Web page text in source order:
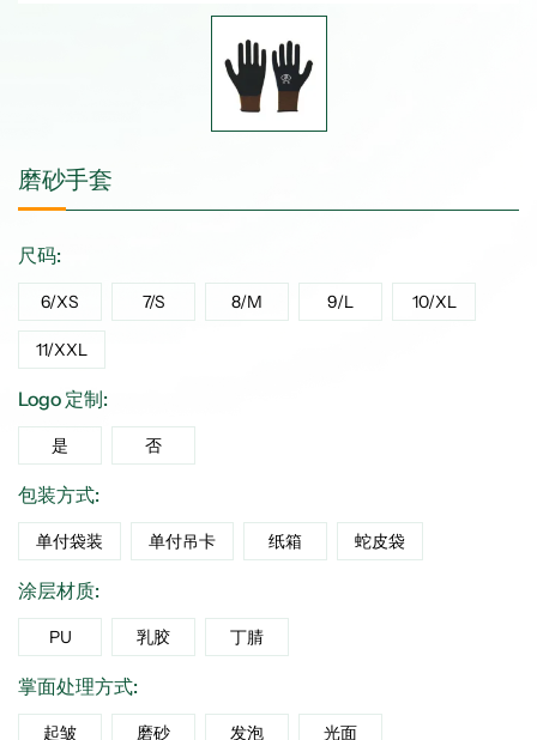
磨砂手套
尺码:
6/XS 7/S 8/M 9/L 10/XL
11/XXL
Logo 定制:
是 否
包装方式:
单付袋装 单付吊卡 纸箱 蛇皮袋
涂层材质:
PU 乳胶 丁腈
掌面处理方式:
起皱 磨砂 发泡 光面